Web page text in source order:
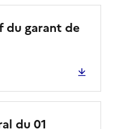
garant de
du 01